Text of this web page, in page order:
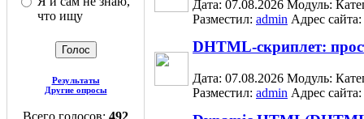
что ищу
Результаты
Другие опросы
Всего голосов: 492
Дата: 07.08.2026 Модуль:
Разместил: admin Адрес сайта:
DHTML-скриплет:
Дата: 07.08.2026 Модуль:
Разместил: admin Адрес сайта: